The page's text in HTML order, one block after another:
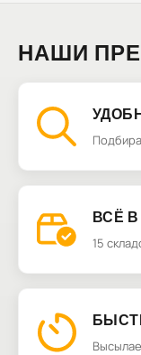
НАШИ
ВСЁ
15